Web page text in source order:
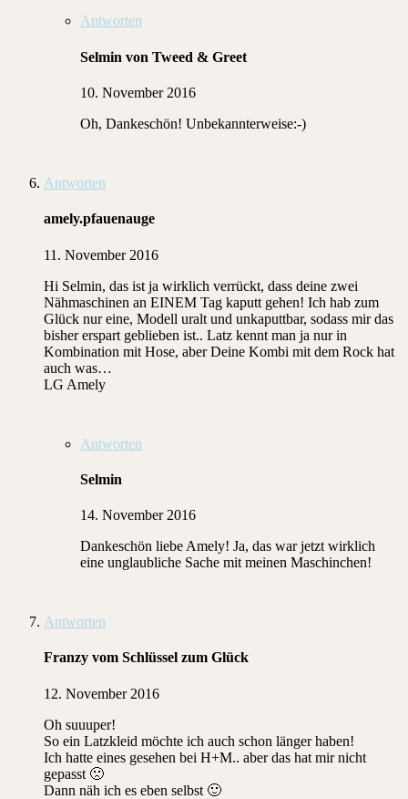
Antworten
Selmin von Tweed & Greet
10. November 2016
Oh, Dankeschön! Unbekannterweise:-)
Antworten
amely.pfauenauge
11. November 2016
Hi Selmin, das ist ja wirklich verrückt, dass deine zwei
Nähmaschinen an EINEM Tag kaputt gehen! Ich hab zum
Glück nur eine, Modell uralt und unkaputtbar, sodass mir das
bisher erspart geblieben ist.. Latz kennt man ja nur in
Kombination mit Hose, aber Deine Kombi mit dem Rock hat
auch was…
LG Amely
Antworten
Selmin
14. November 2016
Dankeschön liebe Amely! Ja, das war jetzt wirklich
eine unglaubliche Sache mit meinen Maschinchen!
Antworten
Franzy vom Schlüssel zum Glück
12. November 2016
Oh suuuper!
So ein Latzkleid möchte ich auch schon länger haben!
Ich hatte eines gesehen bei H+M.. aber das hat mir nicht
gepasst 🙁
Dann näh ich es eben selbst 🙂